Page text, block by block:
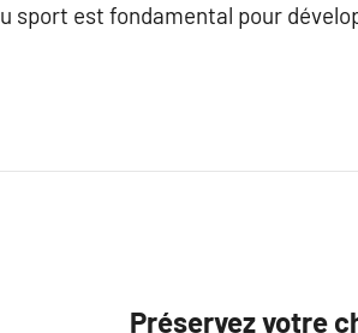
sport est fondamental pour
Préservez votre